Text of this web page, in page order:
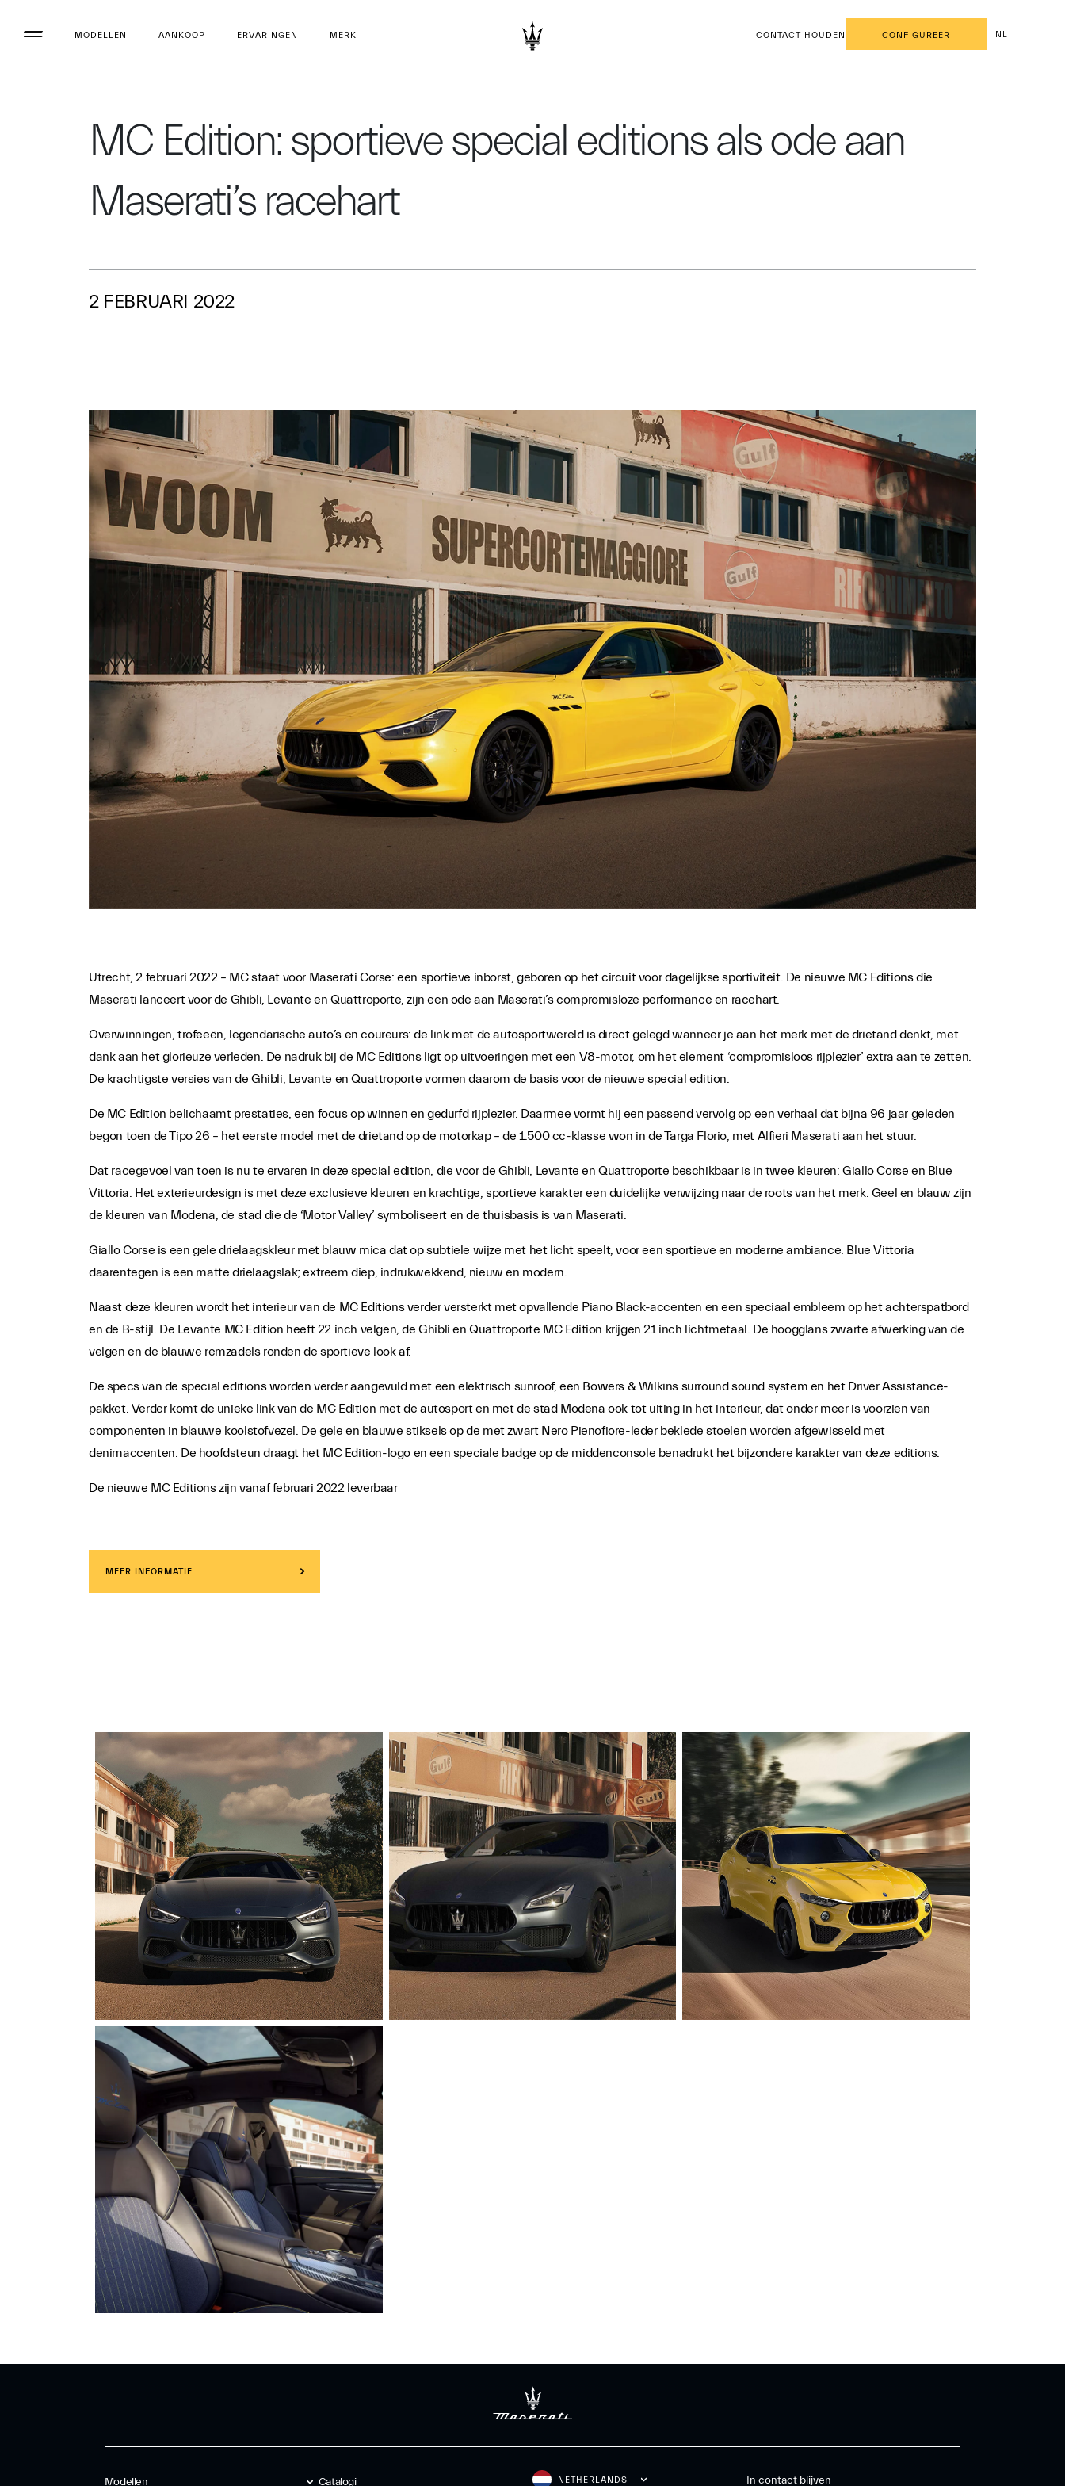
MODELLEN AANKOOP ERVARINGEN MERK CONTACT HOUDEN CONFIGUREER NL
MC Edition: sportieve special editions als ode aan
Maserati’s racehart
2 FEBRUARI 2022
Utrecht, 2 februari 2022 – MC staat voor Maserati Corse: een sportieve inborst, geboren op het circuit voor dagelijkse sportiviteit. De nieuwe MC Editions die
Maserati lanceert voor de Ghibli, Levante en Quattroporte, zijn een ode aan Maserati’s compromisloze performance en racehart.
Overwinningen, trofeeën, legendarische auto’s en coureurs: de link met de autosportwereld is direct gelegd wanneer je aan het merk met de drietand denkt, met
dank aan het glorieuze verleden. De nadruk bij de MC Editions ligt op uitvoeringen met een V8-motor, om het element ‘compromisloos rijplezier’ extra aan te zetten.
De krachtigste versies van de Ghibli, Levante en Quattroporte vormen daarom de basis voor de nieuwe special edition.
De MC Edition belichaamt prestaties, een focus op winnen en gedurfd rijplezier. Daarmee vormt hij een passend vervolg op een verhaal dat bijna 96 jaar geleden
begon toen de Tipo 26 – het eerste model met de drietand op de motorkap – de 1.500 cc-klasse won in de Targa Florio, met Alfieri Maserati aan het stuur.
Dat racegevoel van toen is nu te ervaren in deze special edition, die voor de Ghibli, Levante en Quattroporte beschikbaar is in twee kleuren: Giallo Corse en Blue
Vittoria. Het exterieurdesign is met deze exclusieve kleuren en krachtige, sportieve karakter een duidelijke verwijzing naar de roots van het merk. Geel en blauw zijn
de kleuren van Modena, de stad die de ‘Motor Valley’ symboliseert en de thuisbasis is van Maserati.
Giallo Corse is een gele drielaagskleur met blauw mica dat op subtiele wijze met het licht speelt, voor een sportieve en moderne ambiance. Blue Vittoria
daarentegen is een matte drielaagslak; extreem diep, indrukwekkend, nieuw en modern.
Naast deze kleuren wordt het interieur van de MC Editions verder versterkt met opvallende Piano Black-accenten en een speciaal embleem op het achterspatbord
en de B-stijl. De Levante MC Edition heeft 22 inch velgen, de Ghibli en Quattroporte MC Edition krijgen 21 inch lichtmetaal. De hoogglans zwarte afwerking van de
velgen en de blauwe remzadels ronden de sportieve look af.
De specs van de special editions worden verder aangevuld met een elektrisch sunroof, een Bowers & Wilkins surround sound system en het Driver Assistance-
pakket. Verder komt de unieke link van de MC Edition met de autosport en met de stad Modena ook tot uiting in het interieur, dat onder meer is voorzien van
componenten in blauwe koolstofvezel. De gele en blauwe stiksels op de met zwart Nero Pienofiore-leder beklede stoelen worden afgewisseld met
denimaccenten. De hoofdsteun draagt het MC Edition-logo en een speciale badge op de middenconsole benadrukt het bijzondere karakter van deze editions.
De nieuwe MC Editions zijn vanaf februari 2022 leverbaar
MEER INFORMATIE
Modellen Catalogi NETHERLANDS In contact blijven